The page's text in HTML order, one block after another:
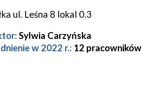
ul. Leśna 8 lokal 0.3
Sylwia Carzyńska
w 2022 r.: 12 pracowników